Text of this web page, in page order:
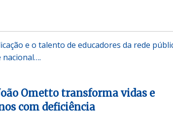
e o talento de educadores da rede
nacional….
Ometto transforma vidas e
com deficiência